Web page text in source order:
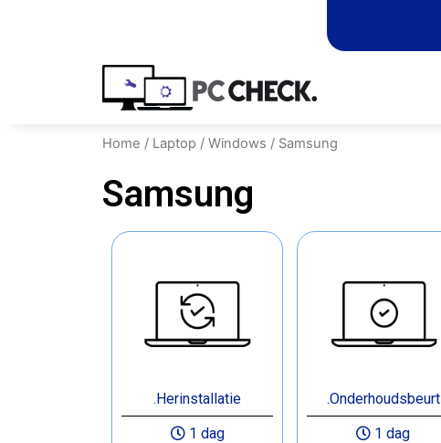
Home / Laptop / Windows / Samsung
Samsung
.Herinstallatie
1 dag
.Onderhoudsbeurt
1 dag